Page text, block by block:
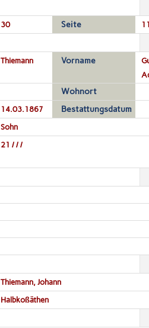
30 Seite
Thiemann Vorname
Wohnort
14.03.1867
Bestattungsdatum
Sohn
21 / / /
Thiemann, Johann
Halbkoßäthen